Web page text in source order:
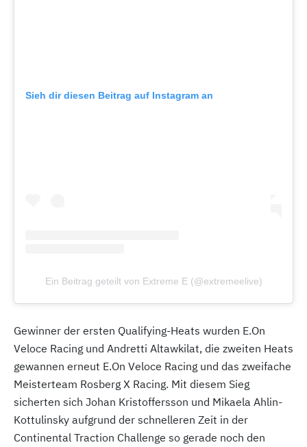
Sieh dir diesen Beitrag auf Instagram an
Ein Beitrag geteilt von Extreme E (@extremeelive)
Gewinner der ersten Qualifying-Heats wurden E.On
Veloce Racing und Andretti Altawkilat, die zweiten Heats
gewannen erneut E.On Veloce Racing und das zweifache
Meisterteam Rosberg X Racing. Mit diesem Sieg
sicherten sich Johan Kristoffersson und Mikaela Ahlin-
Kottulinsky aufgrund der schnelleren Zeit in der
Continental Traction Challenge so gerade noch den